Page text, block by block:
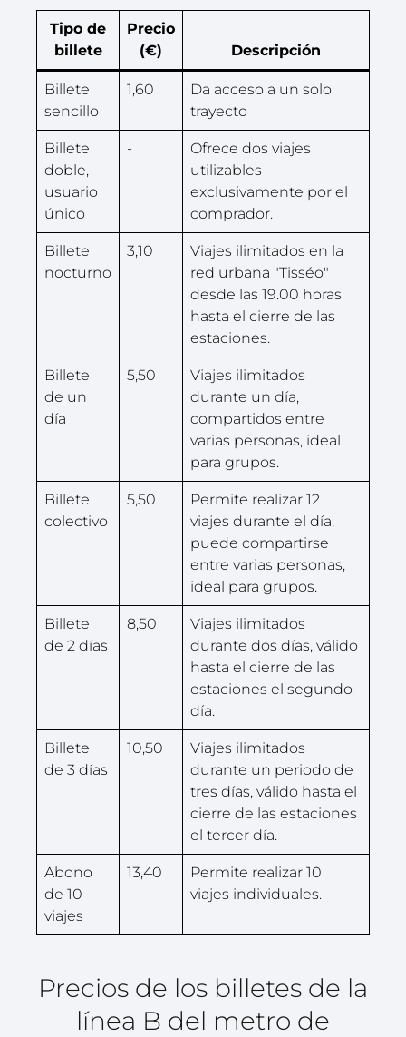
Tipo de
billete
Precio
(€)
Descripción
Billete
sencillo
1,60
Da acceso a un solo
trayecto
Billete
doble,
usuario
único
-
Ofrece dos viajes
utilizables
exclusivamente por el
comprador.
Billete
nocturno
3,10
Viajes ilimitados en la
red urbana "Tisséo"
desde las 19.00 horas
hasta el cierre de las
estaciones.
Billete
de un
día
5,50
Viajes ilimitados
durante un día,
compartidos entre
varias personas, ideal
para grupos.
Billete
colectivo
5,50
Permite realizar 12
viajes durante el día,
puede compartirse
entre varias personas,
ideal para grupos.
Billete
de 2 días
8,50
Viajes ilimitados
durante dos días, válido
hasta el cierre de las
estaciones el segundo
día.
Billete
de 3 días
10,50
Viajes ilimitados
durante un periodo de
tres días, válido hasta el
cierre de las estaciones
el tercer día.
Abono
de 10
viajes
13,40
Permite realizar 10
viajes individuales.
Precios de los billetes de la
línea B del metro de